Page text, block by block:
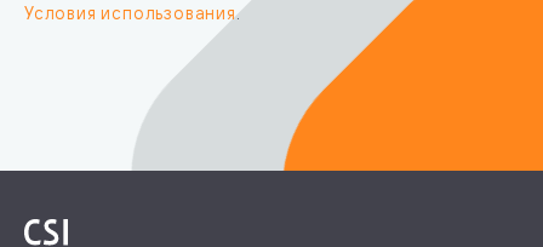
Условия использования.